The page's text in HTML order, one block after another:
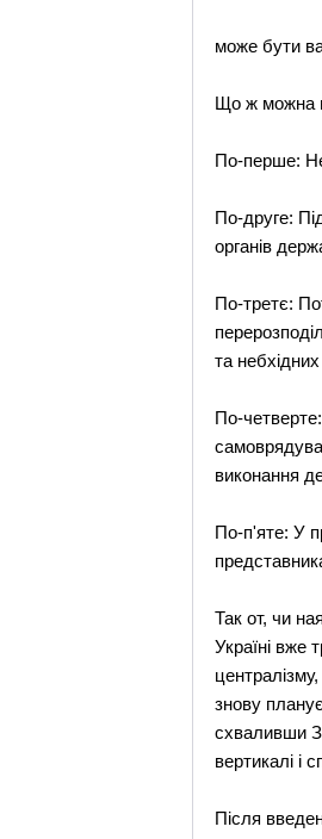
може бути
Що ж можна
По-перше:
По-друге:
органiв
По-третє:
та
По-
виконання
По-п'яте: У
Так от, чи
Українi вже
знову
схваливши
вертикалi i
Пiсля